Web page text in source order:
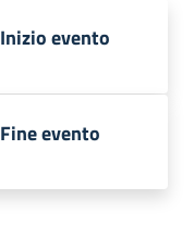
Inizio evento
Fine evento